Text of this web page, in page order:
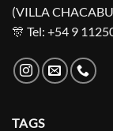
(VILLA
🎊 Tel: +54 9
TAGS